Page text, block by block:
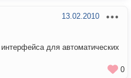
13.02.2010
для автоматических
0